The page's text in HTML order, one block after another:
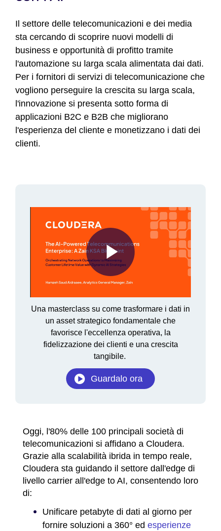
Il settore delle telecomunicazioni e dei media
sta cercando di scoprire nuovi modelli di
business e opportunità di profitto tramite
l'automazione su larga scala alimentata dai dati.
Per i fornitori di servizi di telecomunicazione che
vogliono perseguire la crescita su larga scala,
l'innovazione si presenta sotto forma di
applicazioni B2C e B2B che migliorano
l'esperienza del cliente e monetizzano i dati dei
clienti.
Play
Video
Una masterclass su come trasformare i dati in
un asset strategico fondamentale che
favorisce l'eccellenza operativa, la
fidelizzazione dei clienti e una crescita
tangibile.
Guardalo ora
Oggi, l'80% delle 100 principali società di
telecomunicazioni si affidano a Cloudera.
Grazie alla scalabilità ibrida in tempo reale,
Cloudera sta guidando il settore dall'edge di
livello carrier all'edge to AI, consentendo loro
di:
Unificare petabyte di dati al giorno per
fornire soluzioni a 360° ed esperienze